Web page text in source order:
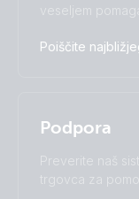
Čeština
Español
Română
Türkçe
Русский
veseljem
Poiščite
Podpora
Preverite naš
trgovca za